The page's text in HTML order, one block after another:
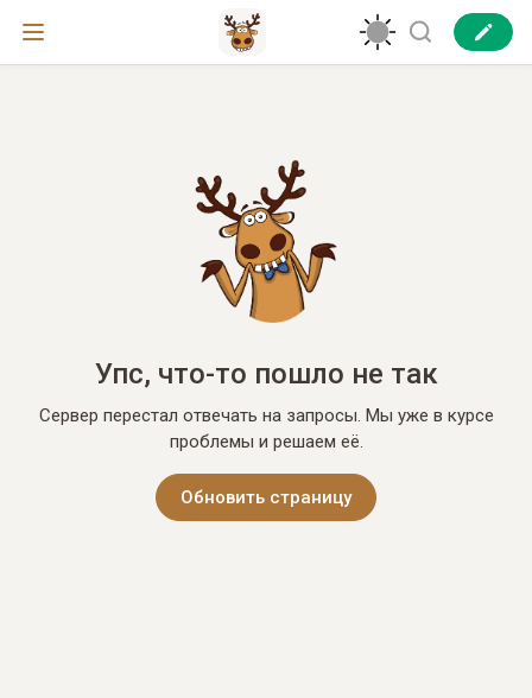
Упс, что-то пошло не так
Сервер перестал отвечать на запросы. Мы уже в курсе
проблемы и решаем её.
Обновить страницу